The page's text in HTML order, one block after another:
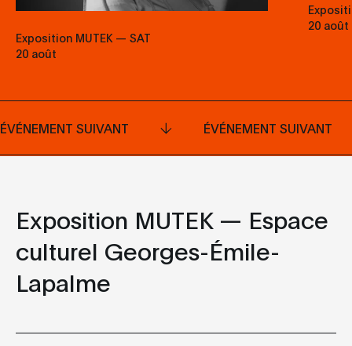
Exposition MUTEK — SAT
20 août
20 août
ÉVÉNEMENT SUIVANT ÉVÉNEMENT SUIVANT
Exposition MUTEK — Espace
culturel Georges-Émile-
Lapalme